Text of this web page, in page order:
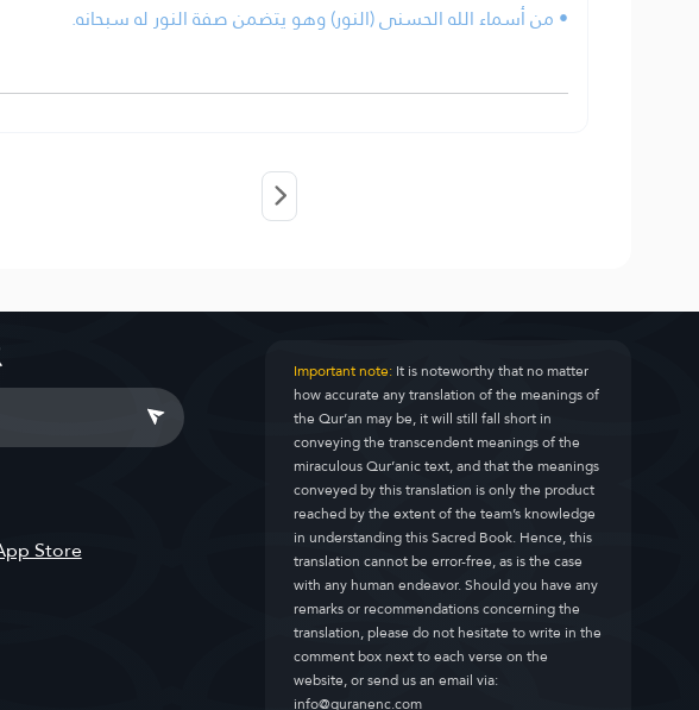
• من أسماء الله الحسنى (النور) وهو يتضمن صفة النور له سبحانه.
Important note:It is noteworthy that no matter
how accurate any translation of the meanings of
the Qur’an may be, it will still fall short in
conveying the transcendent meanings of the
miraculous Qur’anic text, and that the meanings
conveyed by this translation is only the product
reached by the extent of the team’s knowledge
in understanding this Sacred Book. Hence, this
translation cannot be error-free, as is the case
with any human endeavor. Should you have any
remarks or recommendations concerning the
translation, please do not hesitate to write in the
comment box next to each verse on the
website, or send us an email via:
info@quranenc.com